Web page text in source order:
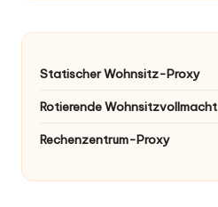
Statischer Wohnsitz-Proxy
Rotierende Wohnsitzvollmacht
Rechenzentrum-Proxy